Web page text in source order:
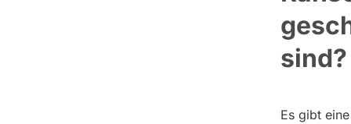
sind?
Es gibt eine